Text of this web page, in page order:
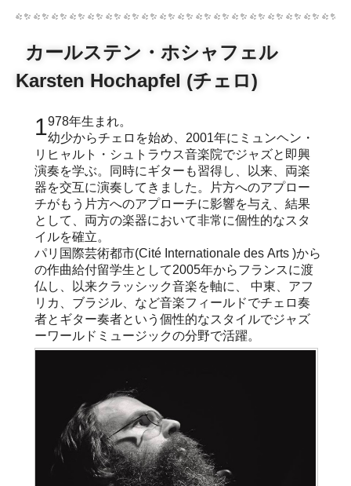
カールステン・ホシャフェル
Karsten Hochapfel (チェロ)
1978年生まれ。
幼少からチェロを始め、2001年にミュンヘン・
リヒャルト・シュトラウス音楽院でジャズと即興
演奏を学ぶ。同時にギターも習得し、以来、両楽
器を交互に演奏してきました。片方へのアプロー
チがもう片方へのアプローチに影響を与え、結果
として、両方の楽器において非常に個性的なスタ
イルを確立。
パリ国際芸術都市(Cité Internationale des Arts )から
の作曲給付留学生として2005年からフランスに渡
仏し、以来クラッシック音楽を軸に、 中東、アフ
リカ、ブラジル、など音楽フィールドでチェロ奏
者とギター奏者という個性的なスタイルでジャズ
ーワールドミュージックの分野で活躍。